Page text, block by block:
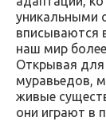
уникальными
вписываются
наш мир
Открывая для
муравьедов,
живые
они играют в